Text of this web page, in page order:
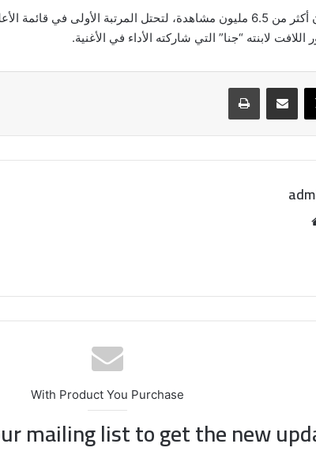
وحققت الأغنية حتى الآن أكثر من 6.5 مليون مشاهدة، لتحتل المرتبة
لابنته “جنا” التي شاركته الأداء في الأغنية.
‫X مشاركة عبر البريد طباعة
With Product You Purchase
mailing list to get the new